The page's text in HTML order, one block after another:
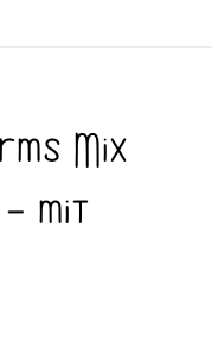
Mix
- mit